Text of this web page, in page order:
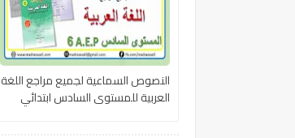
النصوص السماعية لجميع مراجع اللغة
العربية للمستوى السادس ابتدائي